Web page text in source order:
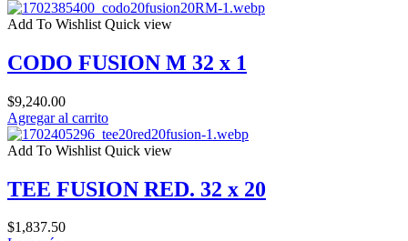
Add To Wishlist Quick view
CODO FUSION M 32 x 1
$9,240.00
Agregar al carrito
Add To Wishlist Quick view
TEE FUSION RED. 32 x 20
$1,837.50